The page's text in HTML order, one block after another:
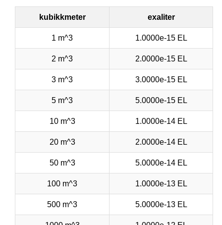
kubikkmeter exaliter
1 m^3 1.0000e-15 EL
2 m^3 2.0000e-15 EL
3 m^3 3.0000e-15 EL
5 m^3 5.0000e-15 EL
10 m^3 1.0000e-14 EL
20 m^3 2.0000e-14 EL
50 m^3 5.0000e-14 EL
100 m^3 1.0000e-13 EL
500 m^3 5.0000e-13 EL